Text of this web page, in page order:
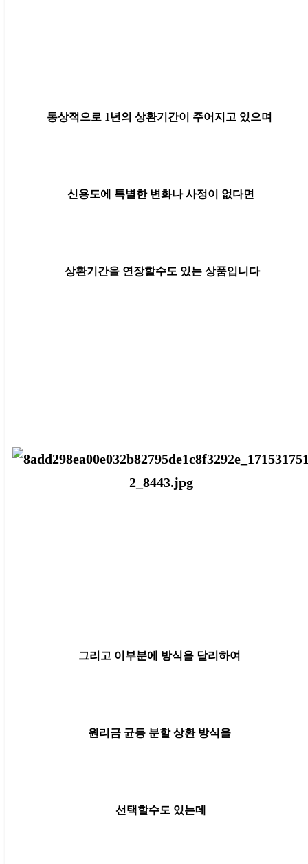
통상적으로 1년의 상환기간이 주어지고 있으며
신용도에 특별한 변화나 사정이 없다면
상환기간을 연장할수도 있는 상품입니다
그리고 이부분에 방식을 달리하여
원리금 균등 분할 상환 방식을
선택할수도 있는데